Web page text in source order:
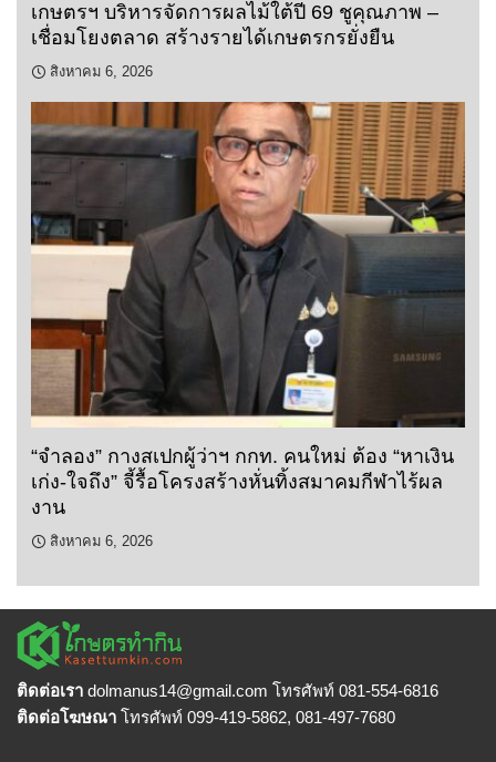
เกษตรฯ บริหารจัดการผลไม้ใต้ปี 69 ชูคุณภาพ –
เชื่อมโยงตลาด สร้างรายได้เกษตรกรยั่งยืน
สิงหาคม 6, 2026
“จำลอง” กางสเปกผู้ว่าฯ กกท. คนใหม่ ต้อง “หาเงิน
เก่ง-ใจถึง” จี้รื้อโครงสร้างหั่นทิ้งสมาคมกีฬาไร้ผล
งาน
สิงหาคม 6, 2026
ติดต่อเรา dolmanus14@gmail.com โทรศัพท์ 081-554-6816
ติดต่อโฆษณา โทรศัพท์ 099-419-5862, 081-497-7680